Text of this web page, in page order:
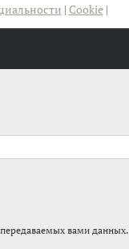
| Cookie|
передаваемых вами данных.